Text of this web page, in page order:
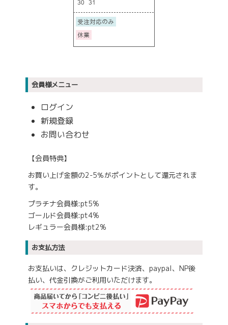
会員様メニュー
ログイン
新規登録
お問い合わせ
【会員特典】
お買い上げ金額の2-5％がポイントとして還元されま
す。
プラチナ会員様:pt5%
ゴールド会員様:pt4%
レギュラー会員様:pt2%
お支払方法
お支払いは、クレジットカード決済、paypal、NP後
払い、代金引換がご利用いただけます。